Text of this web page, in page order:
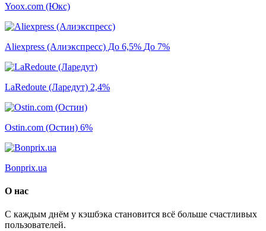
Yoox.com (Юкс)
Aliexpress (Алиэкспресс) До 6,5% До 7%
LaRedoute (Ларедут) 2,4%
Ostin.com (Остин) 6%
Bonprix.ua
О нас
С каждым днём у кэшбэка становится всё больше счастливых
пользователей.